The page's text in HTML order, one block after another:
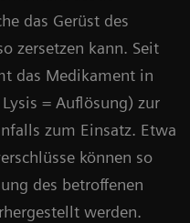
das Gerüst des
zersetzen kann. Seit
das Medikament in
= Auflösung) zur
zum Einsatz. Etwa
können so
des betroffenen
werden.